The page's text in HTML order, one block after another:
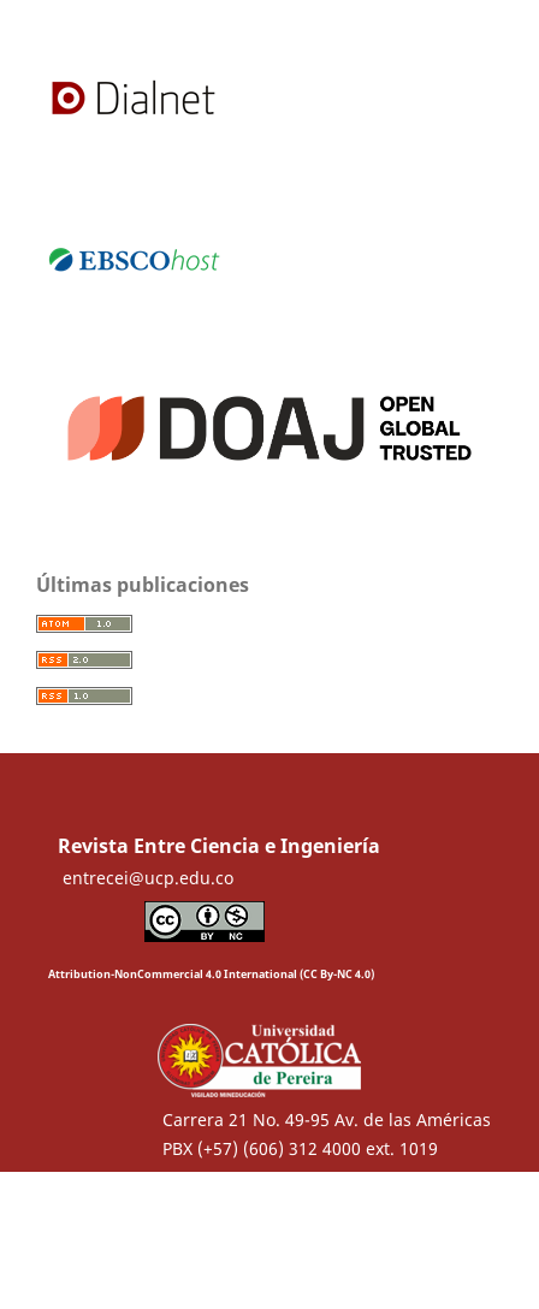
Últimas publicaciones
Revista Entre Ciencia e Ingeniería
entrecei@ucp.edu.co
Attribution-NonCommercial 4.0 International (CC By-NC 4.0)
Carrera 21 No. 49-95 Av. de las Américas
PBX (+57) (606) 312 4000 ext. 1019